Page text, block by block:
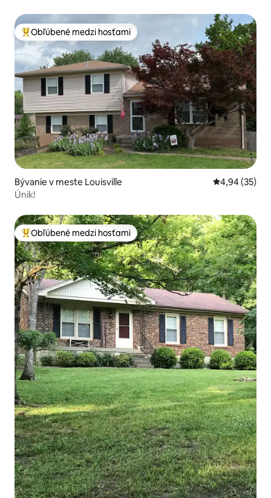
Najobľúbenejšie medzi hosťami
Obľúbené medzi hosťami
Bývanie v meste Louisville Priemerné
4,94 (35)
Únik!
Najobľúbenejšie medzi hosťami
Obľúbené medzi hosťami